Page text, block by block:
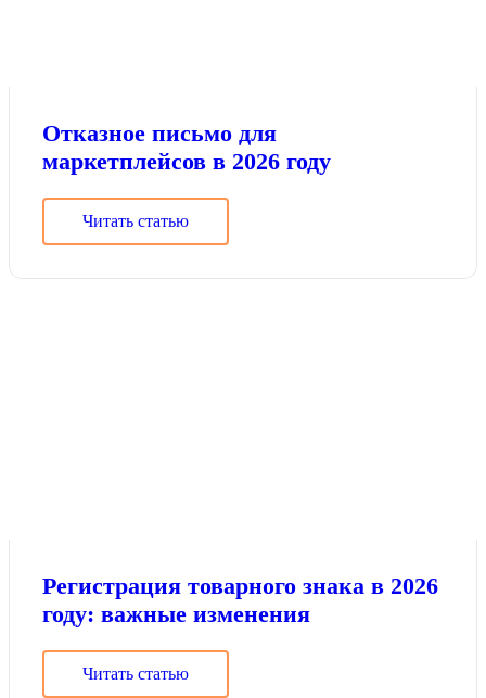
Отказное письмо для
маркетплейсов в 2026 году
Читать статью
Регистрация товарного знака в 2026
году: важные изменения
Читать статью